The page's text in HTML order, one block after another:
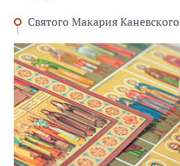
Святого Макария Каневского